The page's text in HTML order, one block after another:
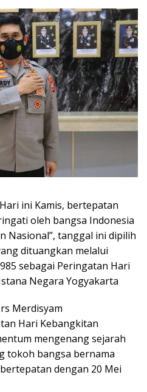
ini Kamis, bertepatan
oleh bangsa Indonesia
Nasional”, tanggal ini dipilih
dituangkan melalui
sebagai Peringatan Hari
Negara Yogyakarta
Merdisyam
Hari Kebangkitan
mengenang sejarah
tokoh bangsa bernama
dengan 20 Mei